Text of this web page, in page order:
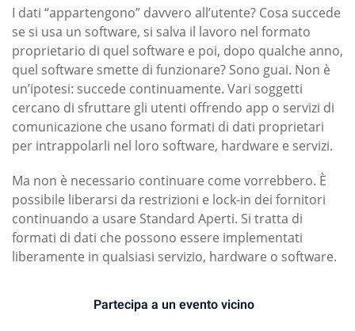
I dati “appartengono” davvero all’utente? Cosa succede
se si usa un software, si salva il lavoro nel formato
proprietario di quel software e poi, dopo qualche anno,
quel software smette di funzionare? Sono guai. Non è
un’ipotesi: succede continuamente. Vari soggetti
cercano di sfruttare gli utenti offrendo app o servizi di
comunicazione che usano formati di dati proprietari
per intrappolarli nel loro software, hardware e servizi.
Ma non è necessario continuare come vorrebbero. È
possibile liberarsi da restrizioni e lock-in dei fornitori
continuando a usare Standard Aperti. Si tratta di
formati di dati che possono essere implementati
liberamente in qualsiasi servizio, hardware o software.
Partecipa a un evento vicino